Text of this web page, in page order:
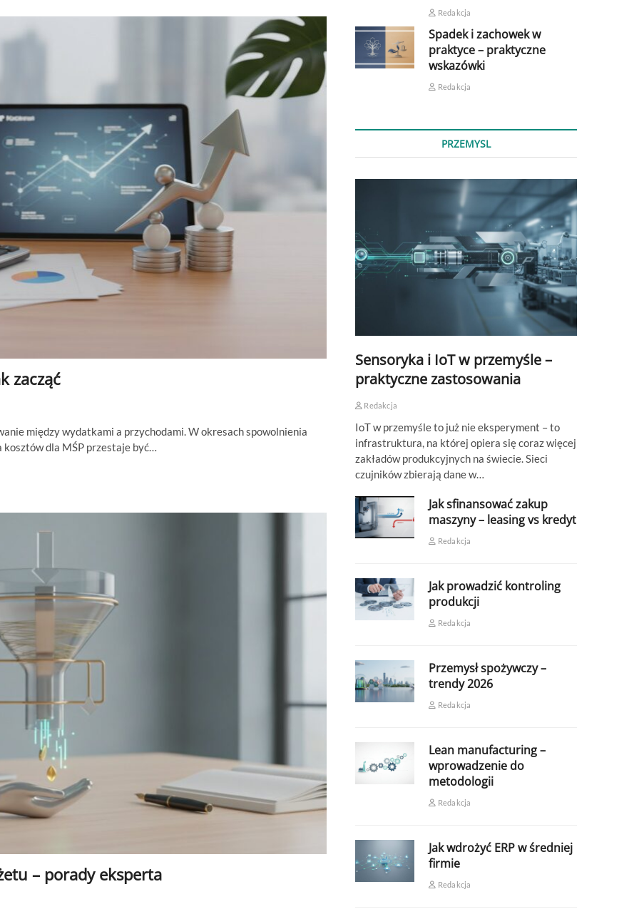
zacząć
między wydatkami a przychodami. W okresach spowolnienia
dla MŚP przestaje być…
– porady eksperta
Redakcja
Spadek i zachowek w
praktyce – praktyczne
wskazówki
Redakcja
PRZEMYSL
Sensoryka i IoT w przemyśle –
praktyczne zastosowania
Redakcja
IoT w przemyśle to już nie eksperyment – to
infrastruktura, na której opiera się coraz więcej
zakładów produkcyjnych na świecie. Sieci
czujników zbierają dane w…
Jak sfinansować zakup
maszyny – leasing vs kredyt
Redakcja
Jak prowadzić kontroling
produkcji
Redakcja
Przemysł spożywczy –
trendy 2026
Redakcja
Lean manufacturing –
wprowadzenie do
metodologii
Redakcja
Jak wdrożyć ERP w średniej
firmie
Redakcja